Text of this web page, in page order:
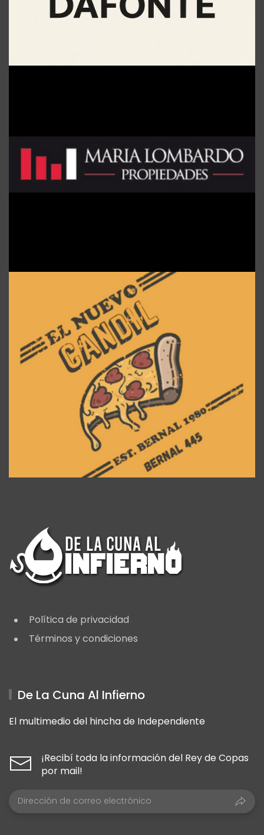
Política de privacidad
Términos y condiciones
De La Cuna Al Infierno
El multimedio del hincha de Independiente
¡Recibí toda la información del Rey de Copas
por mail!